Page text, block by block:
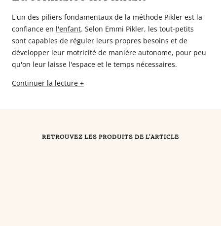
L'un des piliers fondamentaux de la méthode Pikler est la
confiance en l'enfant. Selon Emmi Pikler, les tout-petits
sont capables de réguler leurs propres besoins et de
développer leur motricité de manière autonome, pour peu
qu'on leur laisse l'espace et le temps nécessaires.
Continuer la lecture +
RETROUVEZ LES PRODUITS DE L'ARTICLE